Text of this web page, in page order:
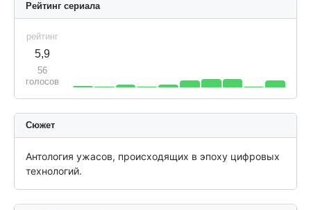
Рейтинг сериала
рейтинг
5,9
56
голосов
Сюжет
Антология ужасов, происходящих в эпоху цифровых
технологий.